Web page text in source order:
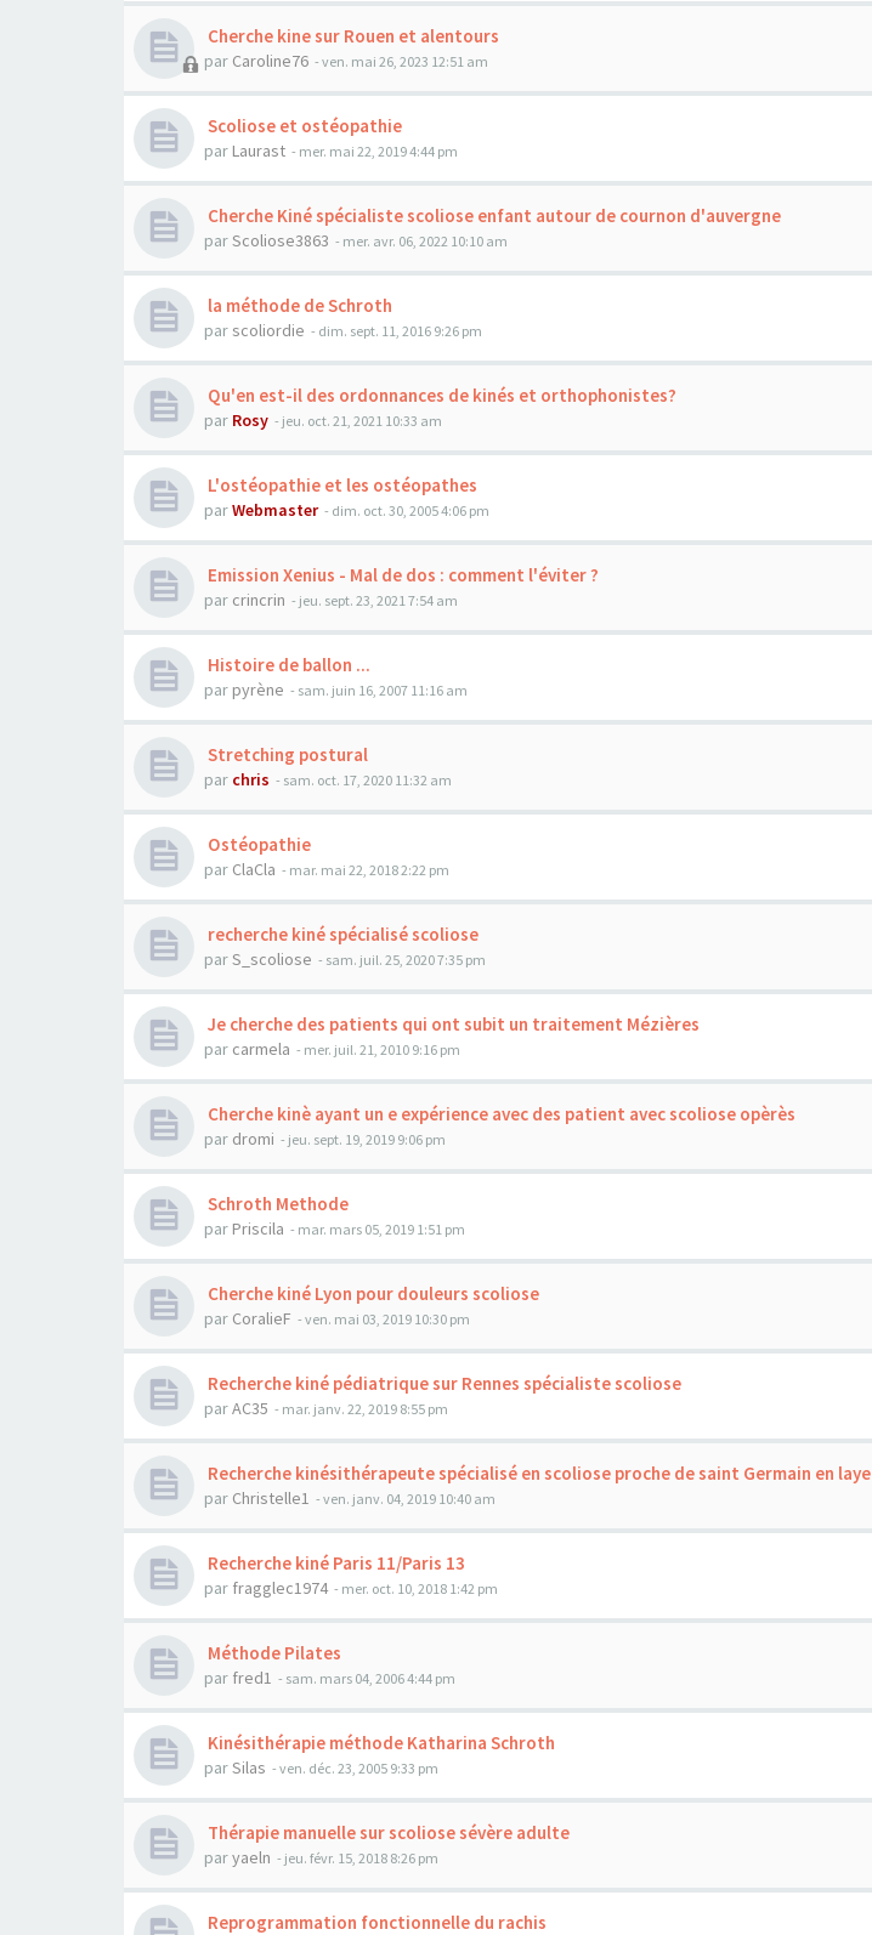
Cherche kine sur Rouen et alentours
par Caroline76 - ven. mai 26, 2023 12:51 am
Scoliose et ostéopathie
par Laurast - mer. mai 22, 2019 4:44 pm
Cherche Kiné spécialiste scoliose enfant autour de cournon d'auvergne
parScoliose3863 - mer. avr. 06, 2022 10:10 am
la méthode de Schroth
par scoliordie - dim. sept. 11, 2016 9:26 pm
Qu'en est-il des ordonnances de kinés et orthophonistes?
par Rosy - jeu. oct. 21, 2021 10:33 am
L'ostéopathie et les ostéopathes
parWebmaster - dim. oct. 30, 2005 4:06 pm
Emission Xenius - Mal de dos : comment l'éviter ?
par crincrin - jeu. sept. 23, 2021 7:54 am
Histoire de ballon ...
par pyrène - sam. juin 16, 2007 11:16 am
Stretching postural
par chris - sam. oct. 17, 2020 11:32 am
Ostéopathie
par ClaCla - mar. mai 22, 2018 2:22 pm
recherche kiné spécialisé scoliose
parS_scoliose - sam. juil. 25, 2020 7:35 pm
Je cherche des patients qui ont subit un traitement Mézières
par carmela - mer. juil. 21, 2010 9:16 pm
Cherche kinè ayant un e expérience avec des patient avec scoliose opèrès
par dromi - jeu. sept. 19, 2019 9:06 pm
Schroth Methode
par Priscila - mar. mars 05, 2019 1:51 pm
Cherche kiné Lyon pour douleurs scoliose
par CoralieF - ven. mai 03, 2019 10:30 pm
Recherche kiné pédiatrique sur Rennes spécialiste scoliose
parAC35 - mar. janv. 22, 2019 8:55 pm
Recherche kinésithérapeute spécialisé en scoliose proche de saint Germain en laye
par Christelle1 - ven. janv. 04, 2019 10:40 am
Recherche kiné Paris 11/Paris 13
par fragglec1974 - mer. oct. 10, 2018 1:42 pm
Méthode Pilates
par fred1 - sam. mars 04, 2006 4:44 pm
Kinésithérapie méthode Katharina Schroth
parSilas - ven. déc. 23, 2005 9:33 pm
Thérapie manuelle sur scoliose sévère adulte
paryaeln - jeu. févr. 15, 2018 8:26 pm
Reprogrammation fonctionnelle du rachis